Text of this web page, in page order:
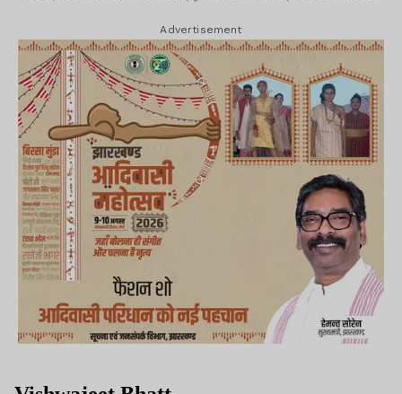
Advertisement